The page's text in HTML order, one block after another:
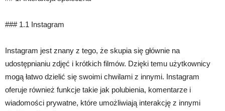
### 1.1 Instagram
Instagram jest znany z tego, że skupia się głównie na
udostępnianiu zdjęć i krótkich filmów. Dzięki temu użytkownicy
mogą łatwo dzielić się swoimi chwilami z innymi. Instagram
oferuje również funkcje takie jak polubienia, komentarze i
wiadomości prywatne, które umożliwiają interakcję z innymi